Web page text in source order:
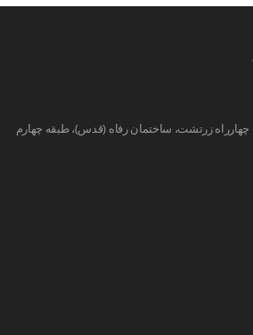
چهارراه زرتشت، ساختمان رفاه (قدس)، طبقه چهارم